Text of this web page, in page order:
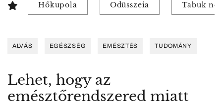
Hőkupola Odüsszeia Tabuk
ALVÁS EGÉSZSÉG EMÉSZTÉS TUDOMÁNY
Lehet, hogy az
emésztőrendszered miatt